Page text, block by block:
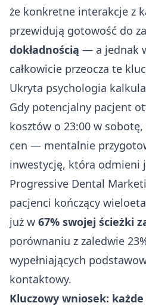
że konkretne interakcje z
przewidują gotowość do
dokładnością — a jednak
całkowicie przeocza te
Ukryta psychologia
Gdy potencjalny pacjent
kosztów o 23:00 w
cen — mentalnie
inwestycję, która odmieni
Progressive Dental
pacjenci kończący
już w 67% swojej ścieżki
porównaniu z zaledwie
wypełniających
kontaktowy.
Kluczowy wniosek: